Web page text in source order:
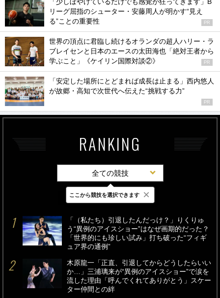
「少しぼやけているだけでも感覚が狂ってきます」B
リーグ屈指のシューター・安藤周人が明かす“見え
る”ことの重要性
PR
世界の頂点に君臨し続けるオランダの超人ハリー・ラ
ブレイセンと日本のエースの太田海也「絶対王者から
学ぶこと」《ケイリン国際対談②》
PR
「安定した場所にとどまれば成長は止まる」西内悠人
が故郷・高知で次世代へ伝えた“挑戦する力”
PR
RANKING
全ての競技
最新 24時間 週間
「（私たち）引退したんだっけ？」りくりゅ
う“異例のアイスショー”はなぜ画期的だった？
「世界的にも珍しい試み」打ち破った“フィギ
ュア界の通例”
木原龍一「正直、引退してからどうしたらいい
か…」三浦璃来が“異例のアイスショー”で涙を
流した理由「呼んでくれてありがとう」スケー
ター仲間との絆
ここから競技を選択できます ×